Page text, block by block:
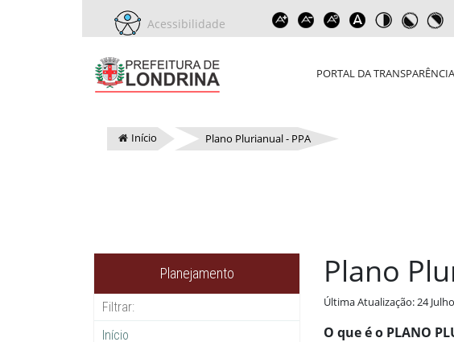
Acessibilidade
PORTAL DA TRANSPARÊNCIA
Início Plano Plurianual - PPA
Planejamento
Início
Plano
Última Atualização: 24
O que é o PLANO